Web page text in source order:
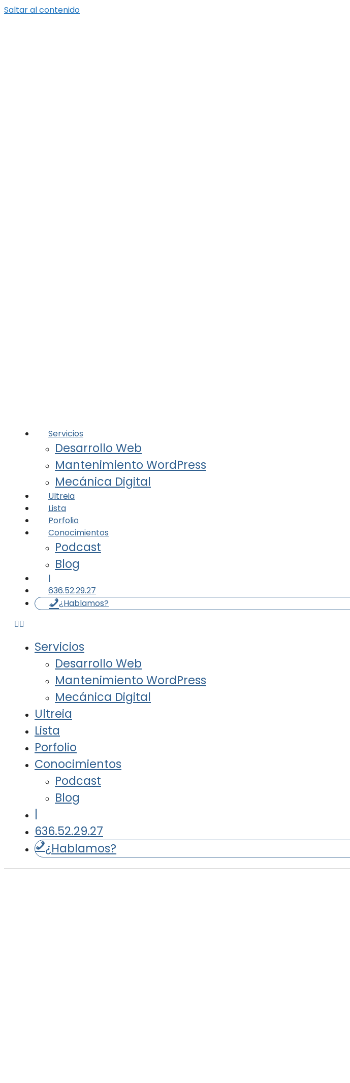
Saltar al contenido
Servicios
Desarrollo Web
Mantenimiento WordPress
Mecánica Digital
Ultreia
Lista
Porfolio
Conocimientos
Podcast
Blog
|
636.52.29.27
¿Hablamos?
Servicios
Desarrollo Web
Mantenimiento WordPress
Mecánica Digital
Ultreia
Lista
Porfolio
Conocimientos
Podcast
Blog
|
636.52.29.27
¿Hablamos?